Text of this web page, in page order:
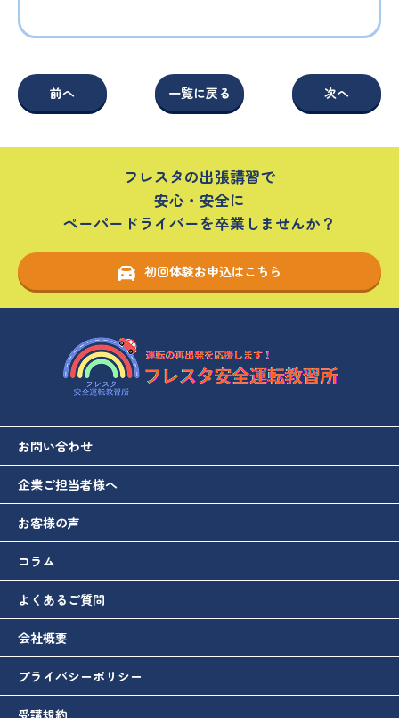
前へ 一覧に戻る 次へ
フレスタの出張講習で
安心・安全に
ペーパードライバーを卒業しませんか？
初回体験お申込はこちら
お問い合わせ
企業ご担当者様へ
お客様の声
コラム
よくあるご質問
会社概要
プライバシーポリシー
受講規約